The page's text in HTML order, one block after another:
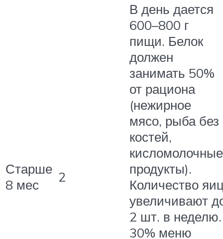
Старше
8 мес
2
В день дается
600–800 г
пищи. Белок
должен
занимать 50%
от рациона
(нежирное
мясо, рыба без
костей,
кисломолочные
продукты).
Количество
увеличивают
2 шт. в неделю.
30% меню